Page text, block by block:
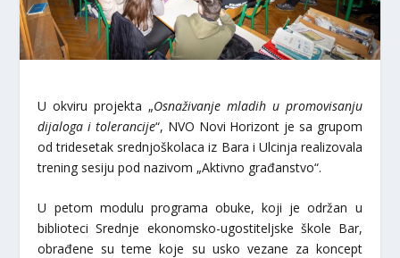
U okviru projekta „Osnaživanje mladih u promovisanju
dijaloga i tolerancije“, NVO Novi Horizont je sa grupom
od tridesetak srednjoškolaca iz Bara i Ulcinja realizovala
trening sesiju pod nazivom „Aktivno građanstvo“.
U petom modulu programa obuke, koji je održan u
biblioteci Srednje ekonomsko-ugostiteljske škole Bar,
obrađene su teme koje su usko vezane za koncept